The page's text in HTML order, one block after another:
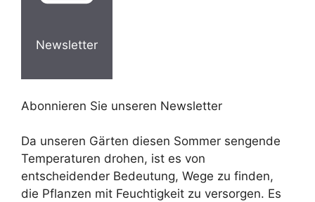
Newsletter
Abonnieren Sie unseren Newsletter
Da unseren Gärten diesen Sommer sengende
Temperaturen drohen, ist es von
entscheidender Bedeutung, Wege zu finden,
die Pflanzen mit Feuchtigkeit zu versorgen. Es